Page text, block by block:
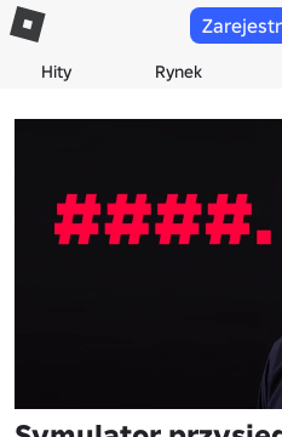
Hity Rynek